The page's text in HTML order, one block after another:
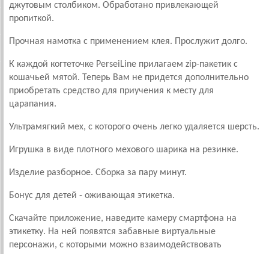
джутовым столбиком. Обработано привлекающей
пропиткой.
Прочная намотка с применением клея. Прослужит долго.
К каждой когтеточке PerseiLine прилагаем zip-пакетик с
кошачьей мятой. Теперь Вам не придется дополнительно
приобретать средство для приучения к месту для
царапания.
Ультрамягкий мех, с которого очень легко удаляется шерсть.
Игрушка в виде плотного мехового шарика на резинке.
Изделие разборное. Сборка за пару минут.
Бонус для детей - оживающая этикетка.
Скачайте приложение, наведите камеру смартфона на
этикетку. На ней появятся забавные виртуальные
персонажи, с которыми можно взаимодействовать